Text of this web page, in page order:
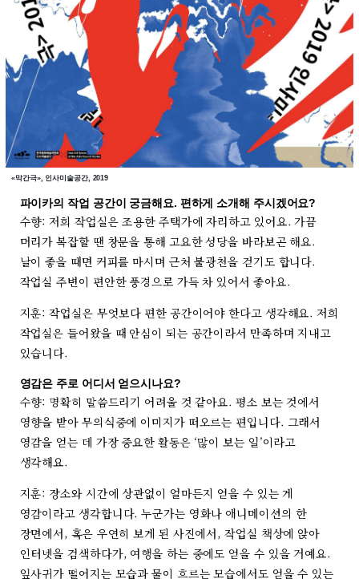
«막간극», 인사미술공간, 2019
파이카의 작업 공간이 궁금해요. 편하게 소개해 주시겠어요?
수향: 저희 작업실은 조용한 주택가에 자리하고 있어요. 가끔
머리가 복잡할 땐 창문을 통해 고요한 성당을 바라보곤 해요.
날이 좋을 때면 커피를 마시며 근처 불광천을 걷기도 합니다.
작업실 주변이 편안한 풍경으로 가득 차 있어서 좋아요.
지훈: 작업실은 무엇보다 편한 공간이어야 한다고 생각해요. 저희
작업실은 들어왔을 때 안심이 되는 공간이라서 만족하며 지내고
있습니다.
영감은 주로 어디서 얻으시나요?
수향: 명확히 말씀드리기 어려울 것 같아요. 평소 보는 것에서
영향을 받아 무의식중에 이미지가 떠오르는 편입니다. 그래서
영감을 얻는 데 가장 중요한 활동은 ‘많이 보는 일’이라고
생각해요.
지훈: 장소와 시간에 상관없이 얼마든지 얻을 수 있는 게
영감이라고 생각합니다. 누군가는 영화나 애니메이션의 한
장면에서, 혹은 우연히 보게 된 사진에서, 작업실 책상에 앉아
인터넷을 검색하다가, 여행을 하는 중에도 얻을 수 있을 거예요.
잎사귀가 떨어지는 모습과 물이 흐르는 모습에서도 얻을 수 있는